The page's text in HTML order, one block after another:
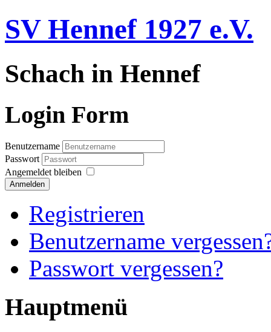
SV Hennef 1927 e.V.
Schach in Hennef
Login Form
Benutzername
Passwort
Angemeldet bleiben
Anmelden
Registrieren
Benutzername
Passwort vergessen?
Hauptmenü